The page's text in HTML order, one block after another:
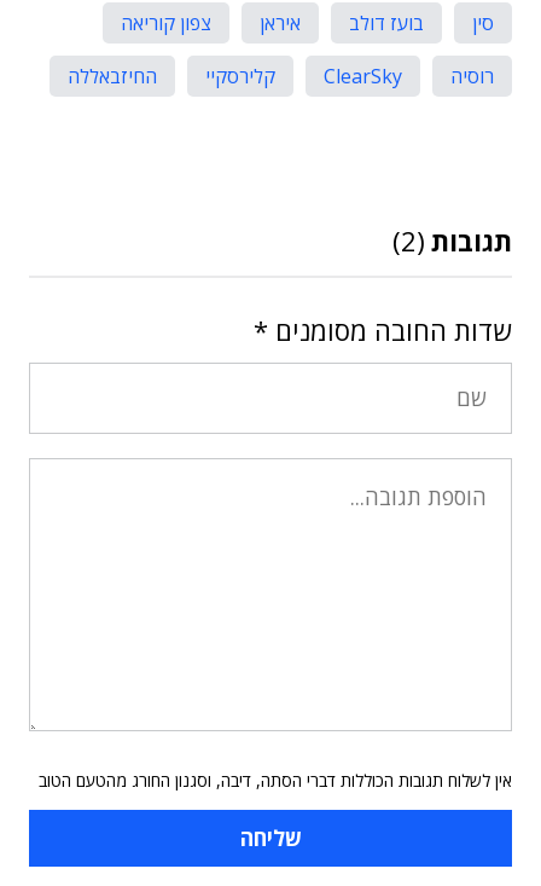
סין בועז דולב איראן
צפון קוריאה
רוסיה
ClearSky קלירסקיי החיזבאללה
תגובות (2)
שדות החובה מסומנים *
אין לשלוח תגובות הכוללות דברי הסתה, דיבה, וסגנון החורג מהטעם הטוב